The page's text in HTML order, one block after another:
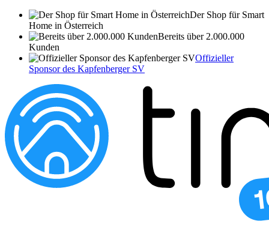
Der Shop für Smart
Home in Österreich
Bereits über 2.000.000
Kunden
Offizieller
Sponsor des Kapfenberger SV